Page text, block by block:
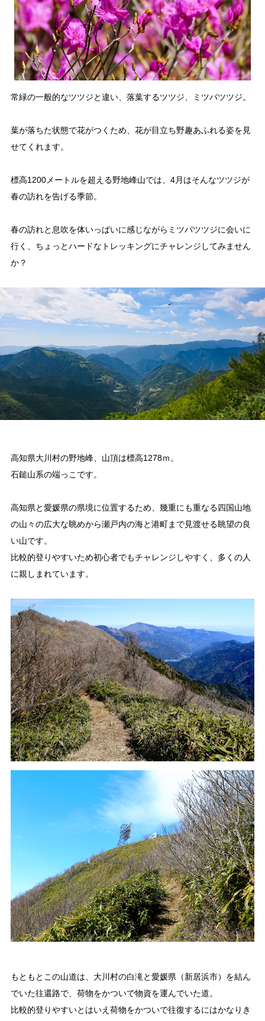
「大川村ってどんなとこ？」聞いたこともみたこともないぞ？という大川村
初心者のかたに、大川村へ来るための道のりや、心構えなどをご紹介！
大川村マップ 大川村への行き方
グルメ・物産
村の特産品「土佐はちきん地鶏」など各種物産をご紹介！
体験・イベント
の地形を活かしたアクティビティなど、村で体験できるあれやこれやをご紹
イベント情報
施設
コックさんのいる道の駅ならぬ「村の駅」や鉱山跡地にある学校を活用した
宿泊施設など、村にある施設をご紹介！
おしらせ
イベントレポート メディア掲載 日々のこと
常緑の一般的なツツジと違い、落葉するツツジ、ミツバツツジ。
葉が落ちた状態で花がつくため、花が目立ち野趣あふれる姿を見
せてくれます。
標高1200メートルを超える野地峰山では、4月はそんなツツジが
春の訪れを告げる季節。
春の訪れと息吹を体いっぱいに感じながらミツバツツジに会いに
行く、ちょっとハードなトレッキングにチャレンジしてみません
か？
高知県大川村の野地峰、山頂は標高1278ｍ。
石鎚山系の端っこです。
高知県と愛媛県の県境に位置するため、幾重にも重なる四国山地
の山々の広大な眺めから瀬戸内の海と港町まで見渡せる眺望の良
い山です。
比較的登りやすいため初心者でもチャレンジしやすく、多くの人
に親しまれています。
もともとこの山道は、大川村の白滝と愛媛県（新居浜市）を結ん
でいた往還路で、荷物をかついで物資を運んでいた道。
比較的登りやすいとはいえ荷物をかついで往復するにはかなりき